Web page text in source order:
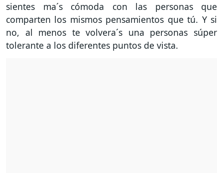
sientes ma´s cómoda con las personas que
comparten los mismos pensamientos que tú. Y si
no, al menos te volvera´s una personas súper
tolerante a los diferentes puntos de vista.